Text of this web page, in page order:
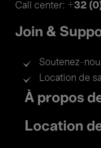
Call center: +32
Join &
Soutenez-
Location de
Footer
menu
À propos
Location